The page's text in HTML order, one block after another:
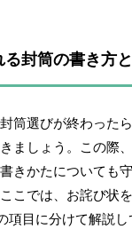
封筒の書き方
筒選びが終わった
ましょう。この際
きかたについても
こでは、お詫び状
項目に分けて解説